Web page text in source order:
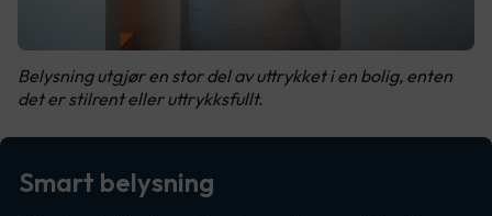
Belysning utgjør en stor del av uttrykket i en bolig, enten
det er stilrent eller uttrykksfullt.
Smart belysning